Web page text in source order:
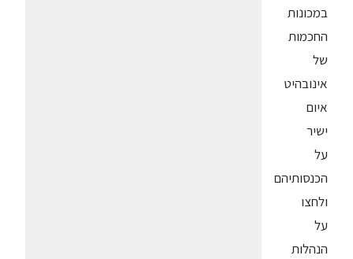
במכונות
החכמות
של
אינובהיט
איום
ישיר
על
הכנסותיהם
ולחצו
על
הנהלות